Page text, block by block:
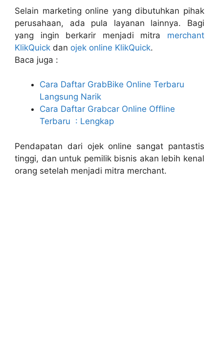
Selain marketing online yang dibutuhkan pihak
perusahaan, ada pula layanan lainnya. Bagi
yang ingin berkarir menjadi mitra merchant
KlikQuick dan ojek online KlikQuick.
Baca juga :
Cara Daftar GrabBike Online Terbaru
Langsung Narik
Cara Daftar Grabcar Online Offline
Terbaru : Lengkap
Pendapatan dari ojek online sangat pantastis
tinggi, dan untuk pemilik bisnis akan lebih kenal
orang setelah menjadi mitra merchant.